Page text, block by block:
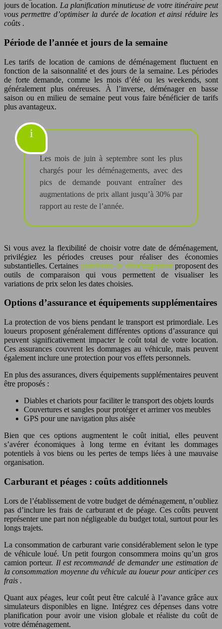
jours de location. La planification minutieuse de votre itinéraire peut
vous permettre d’optimiser la durée de location et ainsi réduire les
coûts .
Période de l’année et jours de la semaine
Les tarifs de location de camions de déménagement fluctuent en
fonction de la saisonnalité et des jours de la semaine. Les périodes
de forte demande, comme les mois d’été ou les weekends, sont
généralement plus onéreuses. À l’inverse, déménager en basse
saison ou en milieu de semaine peut vous faire bénéficier de tarifs
plus avantageux.
Les mois de juin à septembre sont les plus
chargés pour les déménagements, avec des
pics de demande pouvant entraîner des
augmentations de prix allant jusqu’à 30% par
rapport au reste de l’année.
Si vous avez la flexibilité de choisir votre date de déménagement,
privilégiez les périodes creuses pour réaliser des économies
substantielles. Certaines plateforme de déménagement proposent des
outils de comparaison qui vous permettent de visualiser les
variations de prix selon les dates choisies.
Options d’assurance et équipements supplémentaires
La protection de vos biens pendant le transport est primordiale. Les
loueurs proposent généralement différentes options d’assurance qui
peuvent significativement impacter le coût total de votre location.
Ces assurances couvrent les dommages au véhicule, mais peuvent
également inclure une protection pour vos effets personnels.
En plus des assurances, divers équipements supplémentaires peuvent
être proposés :
Diables et chariots pour faciliter le transport des objets lourds
Couvertures et sangles pour protéger et arrimer vos meubles
GPS pour une navigation plus aisée
Bien que ces options augmentent le coût initial, elles peuvent
s’avérer économiques à long terme en évitant les dommages
potentiels à vos biens ou les pertes de temps liées à une mauvaise
organisation.
Carburant et péages : coûts additionnels
Lors de l’établissement de votre budget de déménagement, n’oubliez
pas d’inclure les frais de carburant et de péage. Ces coûts peuvent
représenter une part non négligeable du budget total, surtout pour les
longs trajets.
La consommation de carburant varie considérablement selon le type
de véhicule loué. Un petit fourgon consommera moins qu’un gros
camion porteur. Il est recommandé de demander une estimation de
la consommation moyenne du véhicule au loueur pour anticiper ces
frais .
Quant aux péages, leur coût peut être calculé à l’avance grâce aux
simulateurs disponibles en ligne. Intégrez ces dépenses dans votre
planification pour avoir une vision globale et réaliste du coût de
votre déménagement.